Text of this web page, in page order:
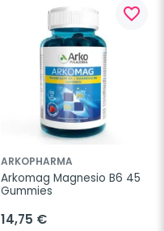
favorite_border
ARKOPHARMA
Arkomag Magnesio B6 45
Gummies
14,75 €